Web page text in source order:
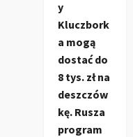
y
Kluczbork
a mogą
dostać do
8 tys. zł na
deszczów
kę. Rusza
program